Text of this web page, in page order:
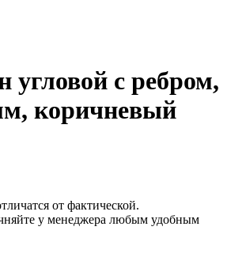
с ребром,
коричневый
от фактической.
у менеджера любым удобным